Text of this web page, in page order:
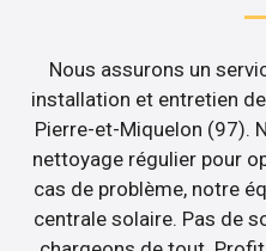
Nous assurons un
installation et entretien
Pierre-et-Miquelon (97).
nettoyage régulier pour
cas de problème, notre
centrale solaire. Pas de